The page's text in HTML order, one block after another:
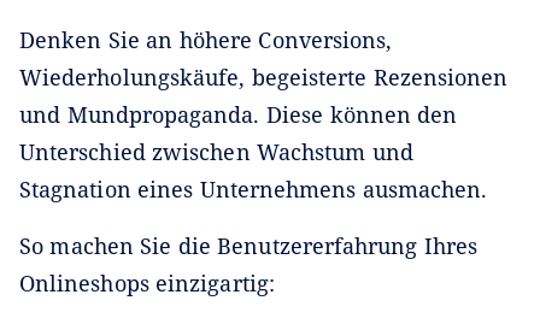
Denken Sie an höhere Conversions,
Wiederholungskäufe, begeisterte Rezensionen
und Mundpropaganda. Diese können den
Unterschied zwischen Wachstum und
Stagnation eines Unternehmens ausmachen.
So machen Sie die Benutzererfahrung Ihres
Onlineshops einzigartig: